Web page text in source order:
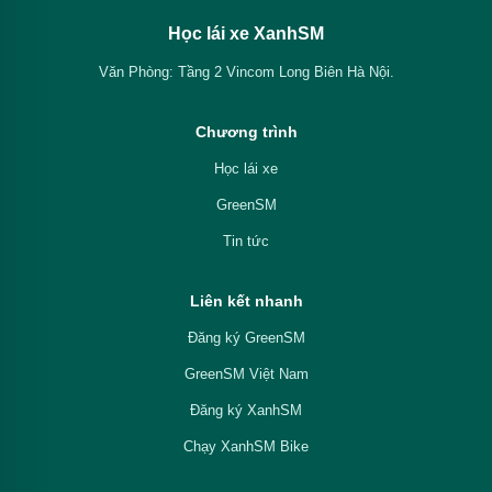
Học lái xe XanhSM
Văn Phòng: Tầng 2 Vincom Long Biên Hà Nội.
Chương trình
Học lái xe
GreenSM
Tin tức
Liên kết nhanh
Đăng ký GreenSM
GreenSM Việt Nam
Đăng ký XanhSM
Chạy XanhSM Bike